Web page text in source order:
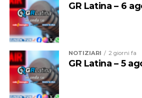
GR Latina – 6
NOTIZIARI 2 giorni fa
GR Latina – 5